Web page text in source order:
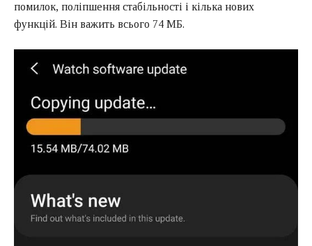
помилок, поліпшення стабільності і кілька нових
функцій. Він важить всього 74 МБ.